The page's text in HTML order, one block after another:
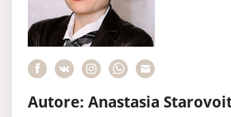
Autore: Anastasia